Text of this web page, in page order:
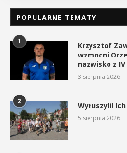
POPULARNE TEMATY
1
Krzysztof
wzmocni
nazwisko z
3 sierpnia 2026
2 Wyruszyli!
5 sierpnia 2026